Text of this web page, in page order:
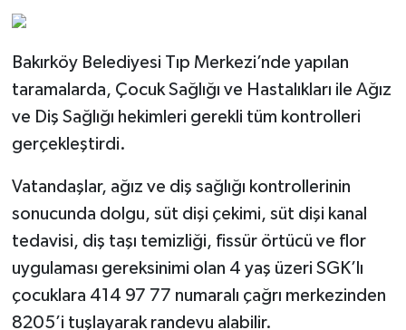
Bakırköy Belediyesi Tıp Merkezi’nde yapılan
taramalarda, Çocuk Sağlığı ve Hastalıkları ile Ağız
ve Diş Sağlığı hekimleri gerekli tüm kontrolleri
gerçekleştirdi.
Vatandaşlar, ağız ve diş sağlığı kontrollerinin
sonucunda dolgu, süt dişi çekimi, süt dişi kanal
tedavisi, diş taşı temizliği, fissür örtücü ve flor
uygulaması gereksinimi olan 4 yaş üzeri SGK’lı
çocuklara 414 97 77 numaralı çağrı merkezinden
8205’i tuşlayarak randevu alabilir.